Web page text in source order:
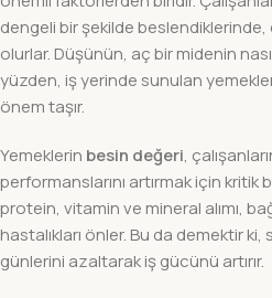
dengeli bir şekilde
olurlar. Düşünün, aç bir midenin
yüzden, iş yerinde sunulan
önem taşır.
Yemeklerin besin değeri,
performanslarını artırmak için kritik
protein, vitamin ve mineral alımı,
hastalıkları önler. Bu da demektir ki,
günlerini azaltarak iş gücünü artırır.